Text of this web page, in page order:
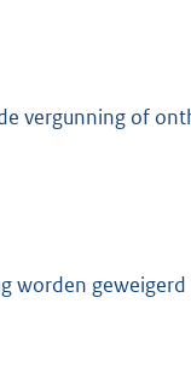
vergunning of
worden